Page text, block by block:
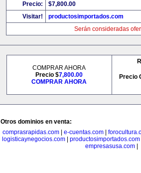
Precio:
$7,800.00
Visitar!
productosimportados.com
Serán consideradas
COMPRAR AHORA
Precio $7,800.00
COMPRAR AHORA
Precio
Otros dominios en venta:
comprasrapidas.com
e-cuentas.com
logisticaynegocios.com
productosimportados.com
empresasusa.com